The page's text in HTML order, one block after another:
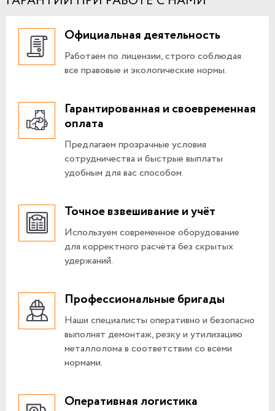
Официальная деятельность
Работаем по лицензии, строго соблюдая
все правовые и экологические нормы.
Гарантированная и своевременная
оплата
Предлагаем прозрачные условия
сотрудничества и быстрые выплаты
удобным для вас способом.
Точное взвешивание и учёт
Используем современное оборудование
для корректного расчёта без скрытых
удержаний.
Профессиональные бригады
Наши специалисты оперативно и безопасно
выполнят демонтаж, резку и утилизацию
металлолома в соответствии со всеми
нормами.
Оперативная логистика